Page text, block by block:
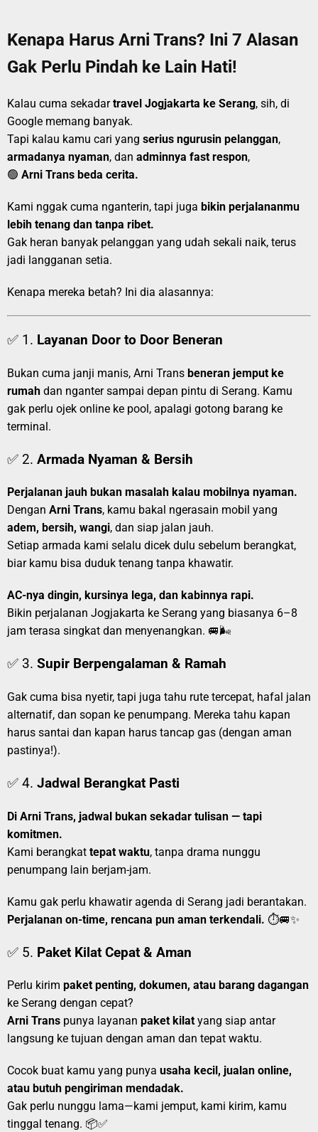
Kenapa Harus Arni Trans? Ini 7 Alasan
Gak Perlu Pindah ke Lain Hati!
Kalau cuma sekadartravel Jogjakarta ke Serang, sih, di
Google memang banyak.
Tapi kalau kamu cari yang serius ngurusin pelanggan,
armadanya nyaman, dan adminnya fast respon,
🟢 Arni Trans beda cerita.
Kami nggak cuma nganterin, tapi juga bikin perjalananmu
lebih tenang dan tanpa ribet.
Gak heran banyak pelanggan yang udah sekali naik, terus
jadi langganan setia.
Kenapa mereka betah? Ini dia alasannya:
✅ 1. Layanan Door to Door Beneran
Bukan cuma janji manis, Arni Trans beneran jemput ke
rumah dan nganter sampai depan pintu di Serang. Kamu
gak perlu ojek online ke pool, apalagi gotong barang ke
terminal.
✅ 2. Armada Nyaman & Bersih
Perjalanan jauh bukan masalah kalau mobilnya nyaman.
Dengan Arni Trans, kamu bakal ngerasain mobil yang
adem, bersih, wangi, dan siap jalan jauh.
Setiap armada kami selalu dicek dulu sebelum berangkat,
biar kamu bisa duduk tenang tanpa khawatir.
AC-nya dingin, kursinya lega, dan kabinnya rapi.
Bikin perjalanan Jogjakarta ke Serang yang biasanya 6–8
jam terasa singkat dan menyenangkan. 🚐🌬️
✅ 3. Supir Berpengalaman & Ramah
Gak cuma bisa nyetir, tapi juga tahu rute tercepat, hafal jalan
alternatif, dan sopan ke penumpang. Mereka tahu kapan
harus santai dan kapan harus tancap gas (dengan aman
pastinya!).
✅ 4. Jadwal Berangkat Pasti
Di Arni Trans, jadwal bukan sekadar tulisan — tapi
komitmen.
Kami berangkat tepat waktu, tanpa drama nunggu
penumpang lain berjam-jam.
Kamu gak perlu khawatir agenda di Serang jadi berantakan.
Perjalanan on-time, rencana pun aman terkendali. ⏱️🚐✨
✅ 5. Paket Kilat Cepat & Aman
Perlu kirim paket penting, dokumen, atau barang dagangan
ke Serang dengan cepat?
Arni Trans punya layanan paket kilat yang siap antar
langsung ke tujuan dengan aman dan tepat waktu.
Cocok buat kamu yang punya usaha kecil, jualan online,
atau butuh pengiriman mendadak.
Gak perlu nunggu lama—kami jemput, kami kirim, kamu
tinggal tenang. 📦✅